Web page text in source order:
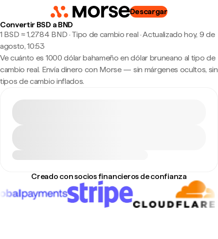
Descargar
Convertir BSD a BND
1 BSD ≈ 1,2784 BND · Tipo de cambio real ·Actualizado hoy, 9 de
agosto, 10:53
Ve cuánto es 1000 dólar bahameño en dólar bruneano al tipo de
cambio real. Envía dinero con Morse — sin márgenes ocultos, sin
tipos de cambio inflados.
Creado con socios financieros de confianza